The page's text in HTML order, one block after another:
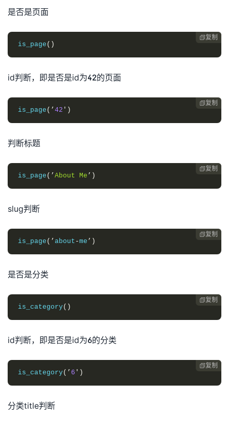
是否是页面
复制
is_page ()
id判断，即是否是id为42的页面
复制
is_page (’ 42 ′)
判断标题
复制
is_page (’ About Me ’)
slug判断
复制
is_page (’ about -me ’)
是否是分类
复制
is_category()
id判断，即是否是id为6的分类
复制
is_category(’ 6 ′)
分类title判断